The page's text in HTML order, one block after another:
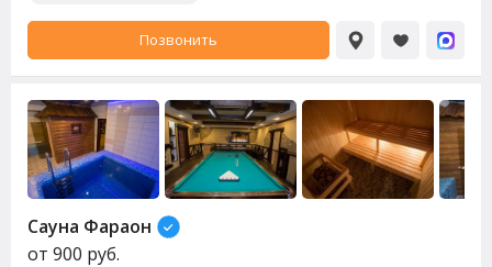
Позвонить
Сауна Фараон
от 900 руб.